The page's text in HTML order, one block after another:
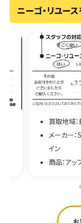
ニーゴ・リユー
買取地域
メーカー
イン
商品：アッ